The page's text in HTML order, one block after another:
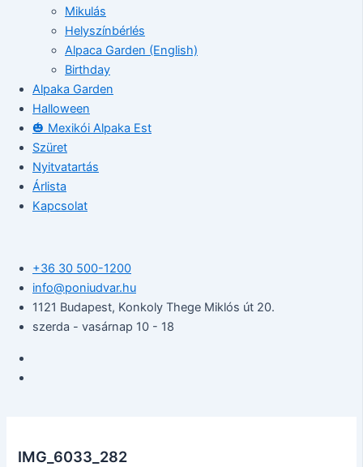
Mikulás
Helyszínbérlés
Alpaca Garden (English)
Birthday
Alpaka Garden
Halloween
🎃 Mexikói Alpaka Est
Szüret
Nyitvatartás
Árlista
Kapcsolat
+36 30 500-1200​
info@poniudvar.hu
1121 Budapest, Konkoly Thege Miklós út 20.
szerda - vasárnap 10 - 18
IMG_6033_282